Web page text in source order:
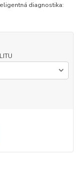
diagnostika: